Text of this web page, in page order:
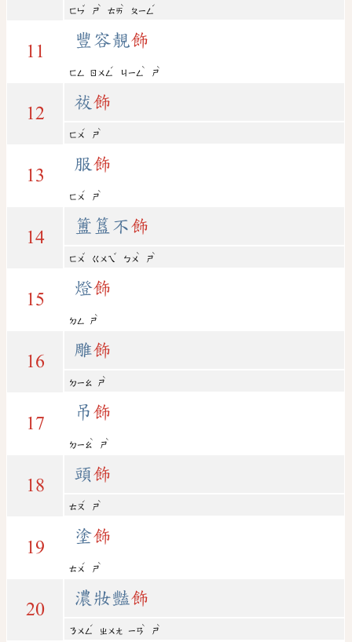
ㄈㄣ
ˇ
ㄕ
ˋ
ㄊㄞ
ˋ
ㄆㄧㄥ
ˊ
11
豐容靚飾
ㄈㄥ ㄖㄨㄥ
ˊ
ㄐㄧㄥ
ˋ
ㄕ
ˋ
12
祓 飾
ㄈㄨ
ˊ
ㄕ
ˋ
13
服飾
ㄈㄨ
ˊ
ㄕ
ˋ
14
簠簋不飾
ㄈㄨ
ˇ
ㄍㄨㄟ
ˇ
ㄅㄨ
ˋ
ㄕ
ˋ
15
燈飾
ㄉㄥ ㄕ
ˋ
16
雕飾
ㄉㄧㄠ ㄕ
ˋ
17
吊 飾
ㄉㄧㄠ
ˋ
ㄕ
ˋ
18
頭飾
ㄊㄡ
ˊ
ㄕ
ˋ
19
塗飾
ㄊㄨ
ˊ
ㄕ
ˋ
20
濃妝豔飾
ㄋㄨㄥ
ˊ
ㄓㄨㄤ ㄧㄢ
ˋ
ㄕ
ˋ